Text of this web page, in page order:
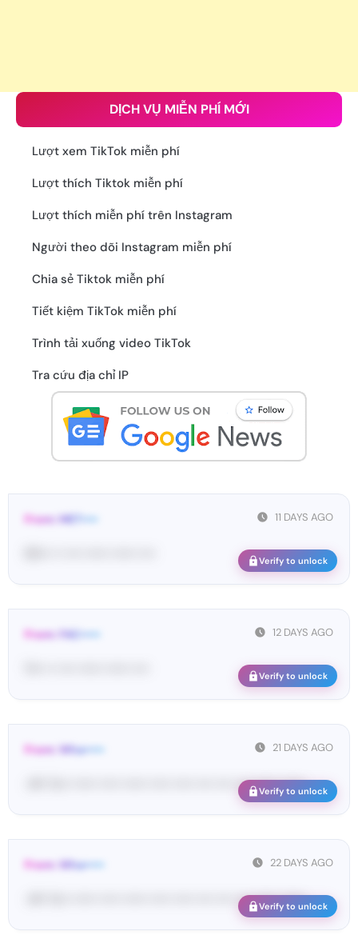
DỊCH VỤ MIỄN PHÍ MỚI
Lượt xem TikTok miễn phí
Lượt thích Tiktok miễn phí
Lượt thích miễn phí trên Instagram
Người theo dõi Instagram miễn phí
Chia sẻ Tiktok miễn phí
Tiết kiệm TikTok miễn phí
Trình tải xuống video TikTok
Tra cứu địa chỉ IP
11 DAYS AGO
From: MET••••
Verify to unlock
12 DAYS AGO
From: FAC•••••
Verify to unlock
21 DAYS AGO
From: Wha•••••
<#• Yo•• •••••• ••••• •••••• ••••• ••••• •••• •••• •••• •••••• ••••••
Verify to unlock
22 DAYS AGO
From: Wha•••••
<#• Yo•• •••••• ••••• •••••• ••••• ••••• •••• •••• •••• •••••• ••••••
Verify to unlock